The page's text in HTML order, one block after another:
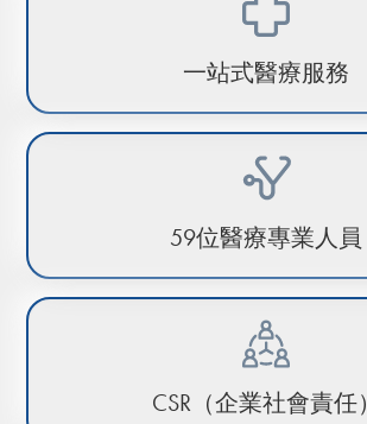
一站式醫療服務
59位醫療專業人員
CSR（企業社會責任）